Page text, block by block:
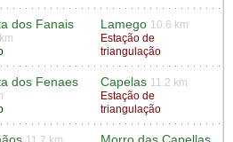
dos Fanais Lamego 10.6 km
Estação de
triangulação
dos Fenaes Capelas 11.2 km
Estação de
triangulação
11.7 km